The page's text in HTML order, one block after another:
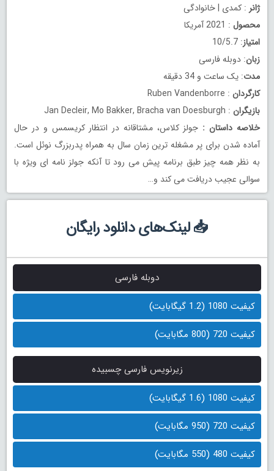
ژانر : کمدی | خانوادگی
محصول : 2021 آمریکا
امتیاز: 10/5.7
زبان: دوبله فارسی
مدت: یک ساعت و 34 دقیقه
کارگردان : Ruben Vandenborre
بازیگران : Jan Decleir, Mo Bakker, Bracha van Doesburgh
خلاصه داستان : جولز کلاس، مشتاقانه در انتظار کریسمس و در حال
آماده شدن برای پر مشغله ترین زمان سال به همراه پدربزرگ نوئل است.
به نظر همه چیز طبق برنامه پیش می رود تا آنکه جولز نامه ای ویژه با
سوالی عجیب دریافت می کند و…
📥 لینک‌های دانلود رایگان
دوبله فارسی
کیفیت 1080 (1.2 گیگابایت)
کیفیت 720 (800 مگابایت)
زیرنویس فارسی چسبیده
کیفیت 1080 (1.6 گیگابایت)
کیفیت 720 (950 مگابایت)
کیفیت 480 (550 مگابایت)